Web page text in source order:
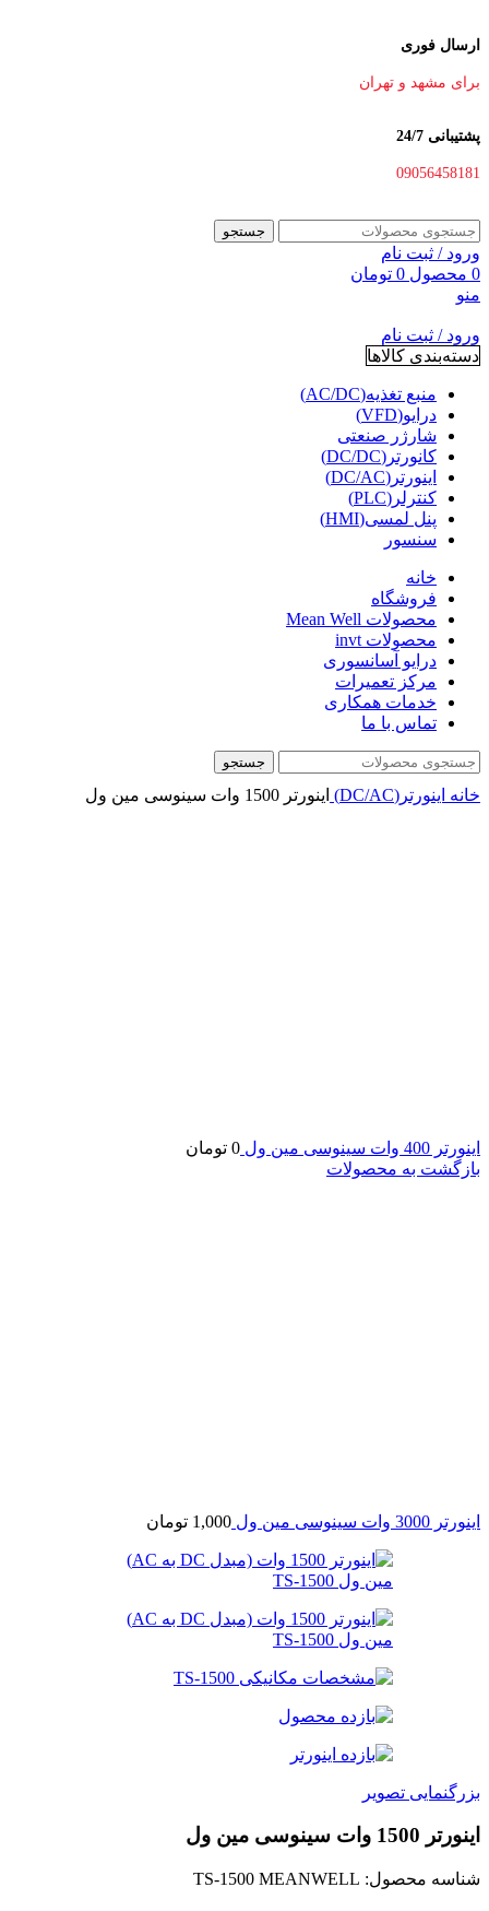
ارسال فوری
برای مشهد و تهران
پشتیبانی 24/7
09056458181
جستجو
ورود / ثبت نام
0 محصول 0 تومان
منو
ورود / ثبت نام
دسته‌بندی کالاها
منبع تغذیه(AC/DC)
درایو(VFD)
شارژر صنعتی
کانورتر(DC/DC)
اینورتر(DC/AC)
کنترلر(PLC)
پنل لمسی(HMI)
سنسور
خانه
فروشگاه
محصولات Mean Well
محصولات invt
درایو آسانسوری
مرکز تعمیرات
خدمات همکاری
تماس با ما
جستجو
خانه اینورتر(DC/AC) اینورتر 1500 وات سینوسی مین ول
اینورتر 400 وات سینوسی مین ول 0 تومان
بازگشت به محصولات
اینورتر 3000 وات سینوسی مین ول 1,000 تومان
بزرگنمایی تصویر
اینورتر 1500 وات سینوسی مین ول
شناسه محصول: TS-1500 MEANWELL